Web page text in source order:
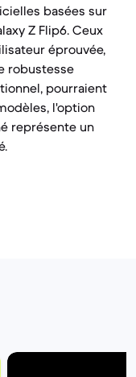
basées sur
Z Flip6. Ceux
éprouvée,
robustesse
pourraient
l'option
représente un